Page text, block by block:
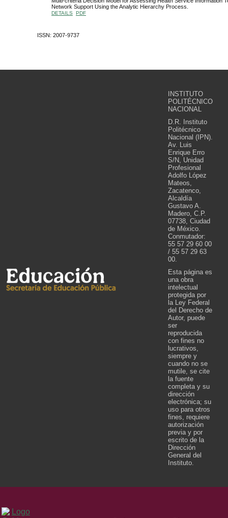
Network Support Using the Analytic Hierarchy Process.
DETAILS PDF
ISSN: 2007-9737
INSTITUTO
POLITÉCNICO
NACIONAL
D.R. Instituto
Politécnico
Nacional (IPN).
Av. Luis
Enrique Erro
S/N, Unidad
Profesional
Adolfo López
Mateos,
Zacatenco,
Alcaldía
Gustavo A.
Madero, C.P.
07738, Ciudad
de México.
Conmutador:
55 57 29 60 00
/ 55 57 29 63
00.
Esta página es
una obra
intelectual
protegida por
la Ley Federal
del Derecho de
Autor, puede
ser
reproducida
con fines no
lucrativos,
siempre y
cuando no se
mutile, se cite
la fuente
completa y su
dirección
electrónica; su
uso para otros
fines, requiere
autorización
previa y por
escrito de la
Dirección
General del
Instituto.